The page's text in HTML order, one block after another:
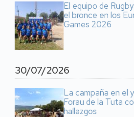
El equipo de
el bronce en los
Games 2026
30/07/2026
La campaña en el
Forau de la Tuta
hallazgos